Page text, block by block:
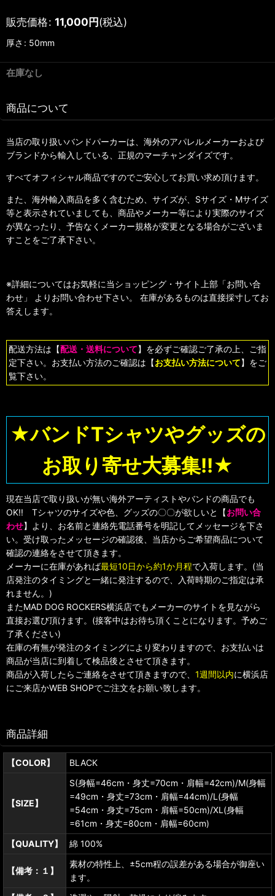
販売価格: 11,000円(税込)
厚さ : 50mm
在庫なし
商品について
当店の取り扱いバンドパーカーは、海外のアパレルメーカーおよび
ブランドから輸入している、正規のマーチャンダイズです。
すべてオフィシャル商品ですのでご安心してお買い求め頂けます。
また、海外輸入商品を多く含むため、サイズが、Sサイズ・Mサイズ
等と表示されていましても、商品やメーカー等により実際のサイズ
が異なったり、予告なくメーカー規格が変更となる場合がございま
すことをご了承下さい。
※詳細についてはお気軽に当ショッピング・サイト上部「お問い合
わせ」 よりお問い合わせ下さい。 在庫があるものは直接採寸してお
答えします。
配送方法は【配送・送料について】を必ずご確認ご了承の上、ご指
定下さい。お支払い方法のご確認は【お支払い方法について】をご
覧下さい。
★バンドTシャツやグッズの
お取り寄せ大募集!!★
現在当店で取り扱いが無い海外アーティストやバンドの商品でも
OK!! Tシャツのサイズや色、グッズの〇〇が欲しいと【お問い合
わせ】より、お名前と連絡先電話番号を明記してメッセージを下さ
い。受け取ったメッセージの確認後、当店からご希望商品について
確認の連絡をさせて頂きます。
メーカーに在庫があれば最短10日から約1か月程で入荷します。(当
店発注のタイミングと一緒に発注するので、入荷時期のご指定は承
れません。)
またMAD DOG ROCKERS横浜店でもメーカーのサイトを見ながら
直接お選び頂けます。(接客中はお待ち頂くことになります。予めご
了承ください)
在庫の有無が発注のタイミングにより変わりますので、お支払いは
商品が当店に到着して検品後とさせて頂きます。
商品が入荷したらご連絡をさせて頂きますので、 1週間以内に横浜店
にご来店かWEB SHOPでご注文をお願い致します。
商品詳細
【COLOR】 BLACK
【SIZE】
S(身幅=46cm・身丈=70cm・肩幅=42cm)/M(身幅
=49cm・身丈=73cm・肩幅=44cm)/L(身幅
=54cm・身丈=75cm・肩幅=50cm)/XL(身幅
=61cm・身丈=80cm・肩幅=60cm)
【QUALITY】
綿 100%
【備考：１】
素材の特性上、±5cm程の誤差がある場合が御座い
ます。